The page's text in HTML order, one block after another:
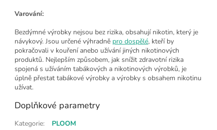
Varování:
Bezdýmné výrobky nejsou bez rizika, obsahují nikotin, který je
návykový. Jsou určené výhradně pro dospělé, kteří by
pokračovali v kouření anebo užívání jiných nikotinových
produktů. Nejlepším způsobem, jak snížit zdravotní rizika
spojená s užíváním tabákových a nikotinových výrobků, je
úplně přestat tabákové výrobky a výrobky s obsahem nikotinu
užívat.
Doplňkové parametry
Kategorie:
PLOOM